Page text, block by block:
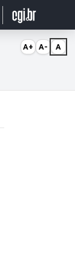
idioma
A+ A- A